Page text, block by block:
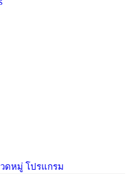
ดหมู่ โปรแกรม